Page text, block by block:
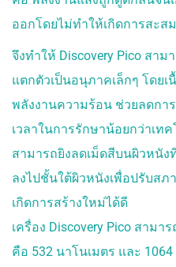
เลเซอร์ก
รอยแตกล
เลเซอร์ก
PULSED
VIDEO
ออกโดยไม่ทำให้เกิดการสะส
จึงทำให้ Discovery Pico สา
แตกตัวเป็นอนุภาคเล็กๆ โดยเ
พลังงานความร้อน ช่วยลดการ
เวลาในการรักษาน้อยกว่าเทค
สามารถยิงลดเม็ดสีบนผิวหนัง
ลงไปชั้นใต้ผิวหนังเพื่อปรับส
เกิดการสร้างใหม่ได้ดี
เครื่อง Discovery Pico สามา
คือ 532 นาโนเมตร และ